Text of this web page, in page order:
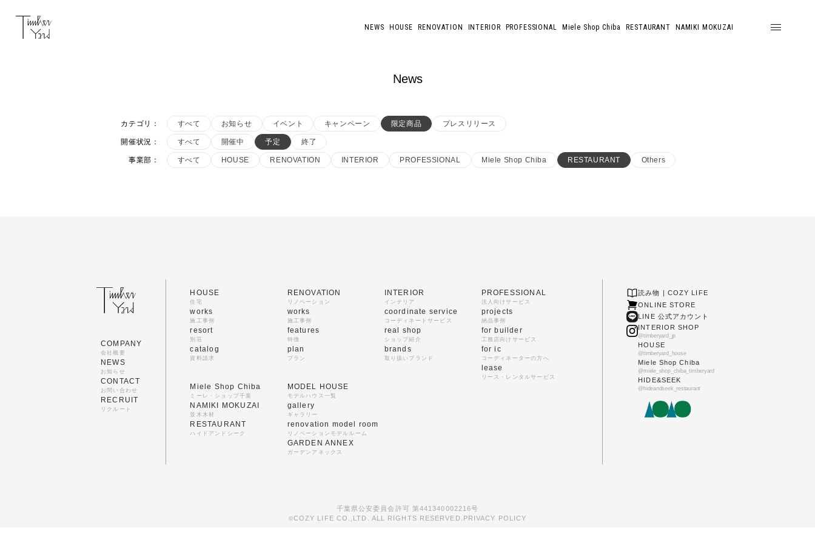
NEWS HOUSE RENOVATION INTERIOR PROFESSIONAL Miele Shop Chiba RESTAURANT NAMIKI MOKUZAI
News
カテゴリ ： すべて お知らせ イベント キャンペーン 限定商品 プレスリリース
開催状況 ： すべて 開催中 予定 終了
事業部 ： すべて HOUSE RENOVATION INTERIOR PROFESSIONAL Miele Shop Chiba RESTAURANT Others
COMPANY
会社概要
NEWS
お知らせ
CONTACT
お問い合わせ
RECRUIT
リクルート
HOUSE
住宅
works
施工事例
resort
別荘
catalog
資料請求
RENOVATION
リノベーション
works
施工事例
features
特徴
plan
プラン
INTERIOR
インテリア
coordinate service
コーディネートサービス
real shop
ショップ紹介
brands
取り扱いブランド
PROFESSIONAL
法人向けサービス
projects
納品事例
for builder
工務店向けサービス
for ic
コーディネーターの方へ
lease
リース・レンタルサービス
Miele Shop Chiba
ミーレ・ショップ千葉
NAMIKI MOKUZAI
並木木材
RESTAURANT
ハイドアンドシーク
MODEL HOUSE
モデルハウス一覧
gallery
ギャラリー
renovation model room
リノベーションモデルルーム
GARDEN ANNEX
ガーデンアネックス
読み物 | COZY LIFE
ONLINE STORE
LINE 公式アカウント
INTERIOR SHOP
@timberyard_jp
HOUSE
@timberyard_house
Miele Shop Chiba
@miele_shop_chiba_timberyard
HIDE&SEEK
@hideandseek_restaurant
千葉県公安委員会許可 第441340002216号
©COZY LIFE CO.,LTD. ALL RIGHTS RESERVED. PRIVACY POLICY